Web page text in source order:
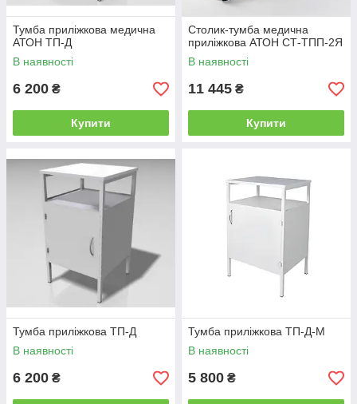
Тумба приліжкова медична
АТОН ТП-Д
В наявності
6 200 ₴
Купити
Столик-тумба медична
приліжкова АТОН СТ-ТПП-2Я
В наявності
11 445 ₴
Купити
Тумба приліжкова ТП-Д
В наявності
6 200 ₴
Тумба приліжкова ТП-Д-М
В наявності
5 800 ₴